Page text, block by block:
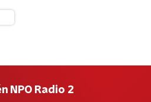
NPO Radio 2